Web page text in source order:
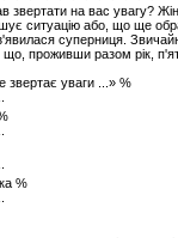
звертати на вас увагу?
ситуацію або, що ще
суперниця.
проживши разом рік,
звертає уваги ...» %
%